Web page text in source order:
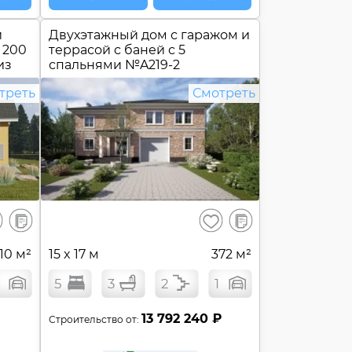
В
сравнение
м²
Двухэтажный дом с гаражом и
террасой с баней с 5
спальнями №A219-2
Смотреть
Сохранить
В
сравнение
15 x 17 м 372 м²
5 3 2 1
Строительство от:13 792 240 ₽